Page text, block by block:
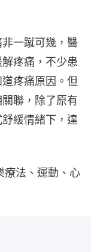
一蹴可幾，醫
疼痛，不少患
疼痛原因。但
聯，除了原有
緩情緒下，達
療法、運動、心